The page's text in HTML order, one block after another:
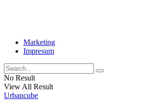
Marketing
Impresum
No Result
View All Result
Urbancube